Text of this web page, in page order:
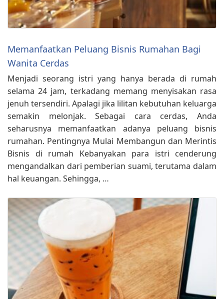
Memanfaatkan Peluang Bisnis Rumahan Bagi
Wanita Cerdas
Menjadi seorang istri yang hanya berada di rumah
selama 24 jam, terkadang memang menyisakan rasa
jenuh tersendiri. Apalagi jika lilitan kebutuhan keluarga
semakin melonjak. Sebagai cara cerdas, Anda
seharusnya memanfaatkan adanya peluang bisnis
rumahan. Pentingnya Mulai Membangun dan Merintis
Bisnis di rumah Kebanyakan para istri cenderung
mengandalkan dari pemberian suami, terutama dalam
hal keuangan. Sehingga, …